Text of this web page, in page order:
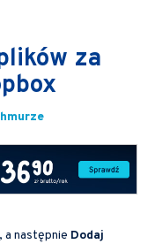
za
, a następnie Dodaj